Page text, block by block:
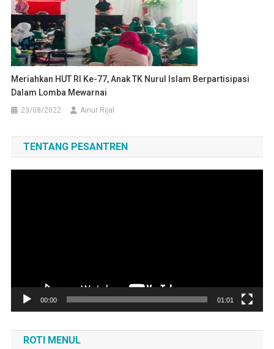
Meriahkan HUT RI Ke-77, Anak TK Nurul Islam Berpartisipasi
Dalam Lomba Mewarnai
23/08/2022 Ainur Rijal
TENTANG PESANTREN
00:00 01:01
ROTI MENUL